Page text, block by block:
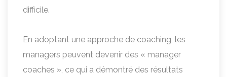
difficile.
En adoptant une approche de coaching, les
managers peuvent devenir des « manager
coaches », ce qui a démontré des résultats